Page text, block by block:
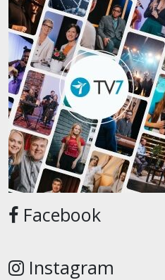
Facebook
Instagram